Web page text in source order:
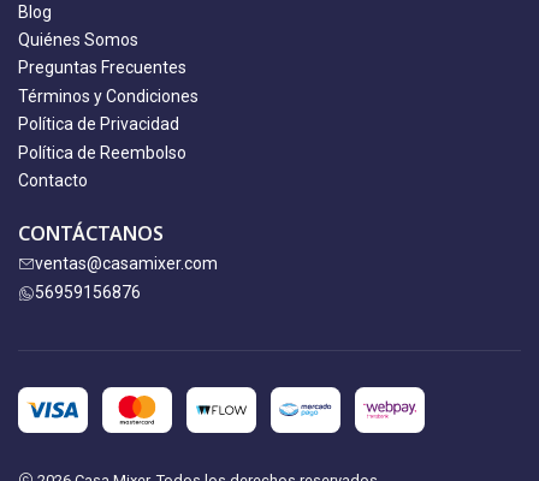
Blog
Quiénes Somos
Preguntas Frecuentes
Términos y Condiciones
Política de Privacidad
Política de Reembolso
Contacto
CONTÁCTANOS
ventas@casamixer.com
56959156876